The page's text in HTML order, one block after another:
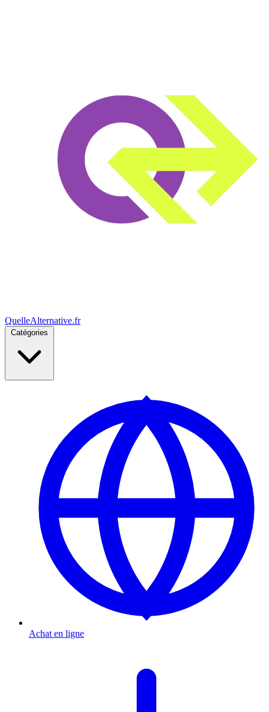
QuelleAlternative.fr
Achat en ligne